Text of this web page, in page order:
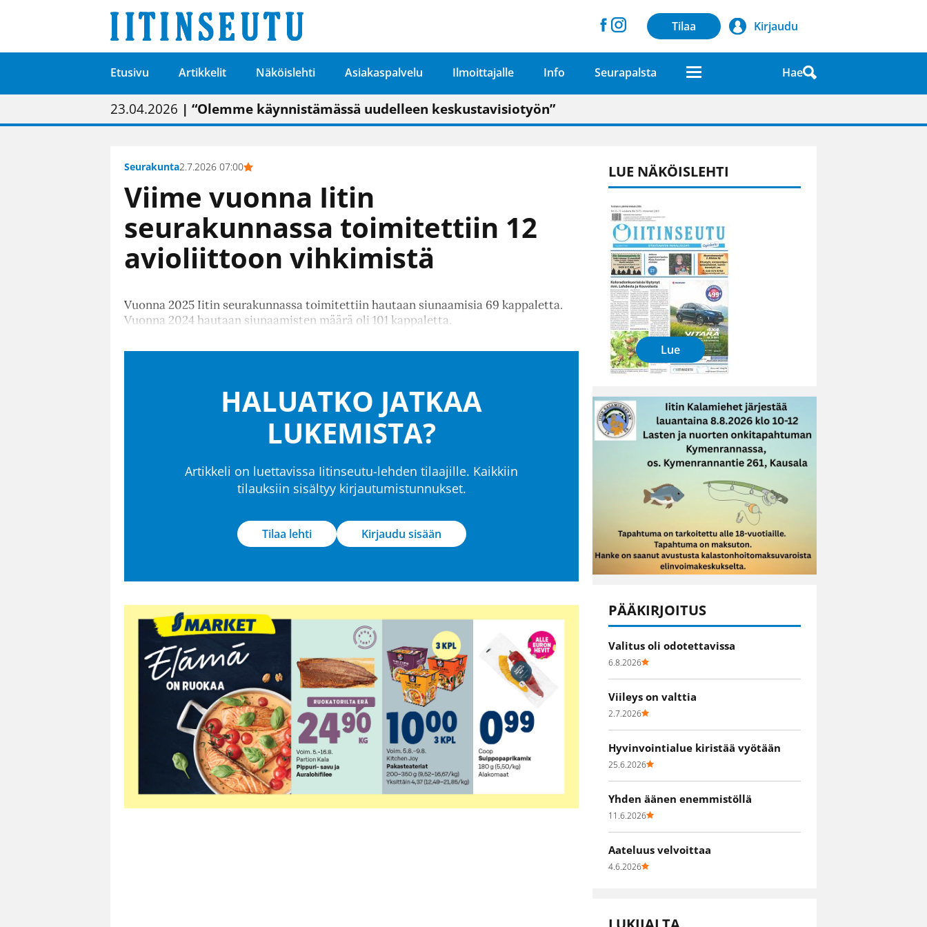
Tilaa Kirjaudu
Etusivu Artikkelit Näköislehti Asiakaspalvelu Ilmoittajalle Info Seurapalsta Hae
01.02.2026 | Painon vaihtumisen pitäisi näkyä hieman parempana painojäljen laatuna lehdessä
05.02.2026 | Uudistettu kunnantalo on valoisa
23.04.2026 | “Olemme käynnistämässä uudelleen keskustavisiotyön”
09.05.2026| "Maalla on totuttu elämään omavaraisemmin kuin kaupungissa"
Seurakunta2.7.2026 07:00
Viime vuonna Iitin
seurakunnassa toimitettiin 12
avioliittoon vihkimistä
Vuonna 2025 Iitin seurakunnassa toimitettiin hautaan siunaamisia 69 kappaletta.
Vuonna 2024 hautaan siunaamisten määrä oli 101 kappaletta.
HALUATKO JATKAA
LUKEMISTA?
Artikkeli on luettavissa Iitinseutu-lehden tilaajille. Kaikkiin
tilauksiin sisältyy kirjautumistunnukset.
Tilaa lehti Kirjaudu sisään
LUE NÄKÖISLEHTI
Lue
PÄÄKIRJOITUS
Valitus oli odotettavissa
6.8.2026
Viileys on valttia
2.7.2026
Hyvinvointialue kiristää vyötään
25.6.2026
Yhden äänen enemmistöllä
11.6.2026
Aateluus velvoittaa
4.6.2026